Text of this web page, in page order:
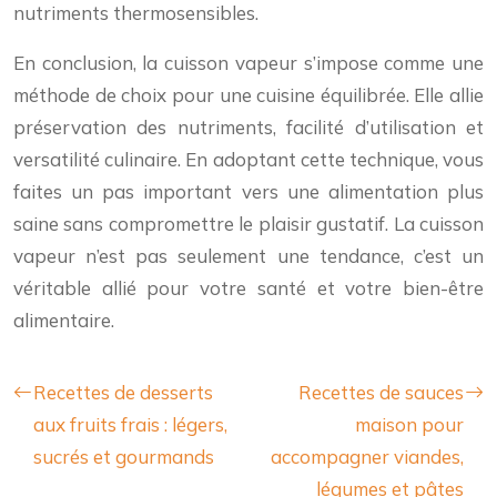
nutriments thermosensibles.
En conclusion, la cuisson vapeur s’impose comme une
méthode de choix pour une cuisine équilibrée. Elle allie
préservation des nutriments, facilité d’utilisation et
versatilité culinaire. En adoptant cette technique, vous
faites un pas important vers une alimentation plus
saine sans compromettre le plaisir gustatif. La cuisson
vapeur n’est pas seulement une tendance, c’est un
véritable allié pour votre santé et votre bien-être
alimentaire.
Recettes de desserts
aux fruits frais : légers,
sucrés et gourmands
Recettes de sauces
maison pour
accompagner viandes,
légumes et pâtes